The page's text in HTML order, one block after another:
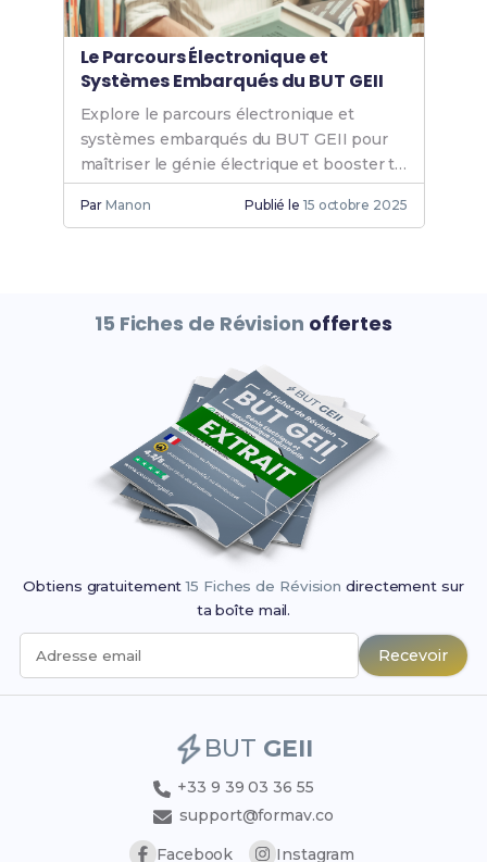
Le Parcours Électronique et
Systèmes Embarqués du BUT GEII
Explore le parcours électronique et
systèmes embarqués du BUT GEII pour
maîtriser le génie électrique et booster ta
carrière dans les technologies avancées.
ParManon Publié le 15 octobre 2025
15 Fiches de Révision offertes
Obtiens gratuitement15 Fiches de Révision directement sur
ta boîte mail.
Adresse email Recevoir
BUT GEII
+33 9 39 03 36 55
support@formav.co
Facebook
Instagram